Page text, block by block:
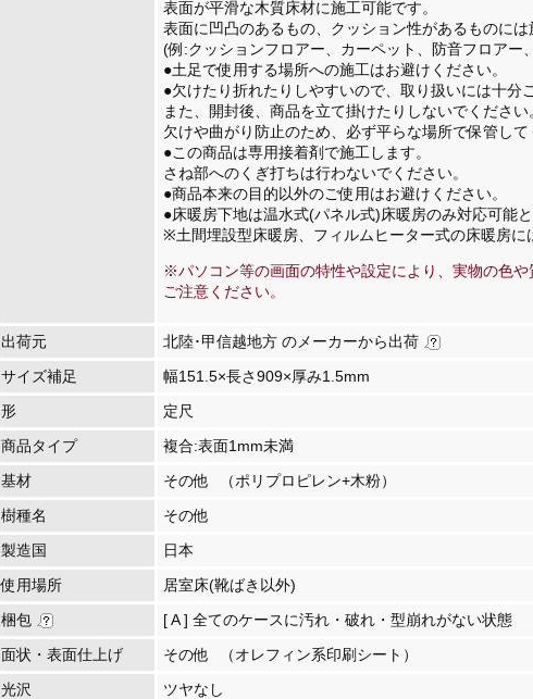
表面が平滑な木質床材に施工可能です。
表面に凹凸のあるもの、クッション性があるものに
(例:クッションフロアー、カーペット、防音フロアー
●土足で使用する場所への施工はお避けください。
●欠けたり折れたりしやすいので、取り扱いには十分
また、開封後、商品を立て掛けたりしないでください
欠けや曲がり防止のため、必ず平らな場所で保管し
●この商品は専用接着剤で施工します。
さね部へのくぎ打ちは行わないでください。
●商品本来の目的以外のご使用はお避けください。
●床暖房下地は温水式(パネル式)床暖房のみ対応可能
※土間埋設型床暖房、フィルムヒーター式の床暖房に
※パソコン等の画面の特性や設定により、実物の色や
ご注意ください。
出荷元
北陸･甲信越地方 のメーカーから出荷
サイズ補足
幅151.5×長さ909×厚み1.5mm
形
定尺
商品タイプ
複合:表面1mm未満
基材
その他
（ポリプロピレン+木粉）
樹種名
その他
製造国
日本
使用場所
居室床(靴ばき以外)
梱包
[ A ] 全てのケースに汚れ・破れ・型崩れがない状態
面状・表面仕上げ
その他
（オレフィン系印刷シート）
光沢
ツヤなし